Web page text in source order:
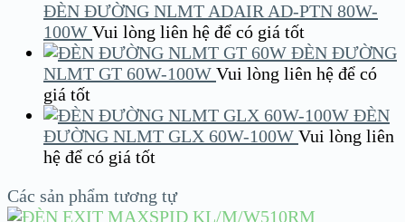
ĐÈN ĐƯỜNG NLMT ADAIR AD-PTN 80W-
100W Vui lòng liên hệ để có giá tốt
ĐÈN ĐƯỜNG
NLMT GT 60W-100W Vui lòng liên hệ để có
giá tốt
ĐÈN
ĐƯỜNG NLMT GLX 60W-100W Vui lòng liên
hệ để có giá tốt
Các sản phẩm tương tự